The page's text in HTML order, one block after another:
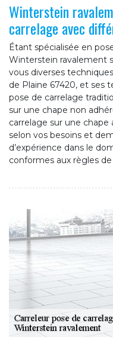
Winterstein
carrelage avec
Étant spécialisée en
Winterstein ravalement
vous diverses
de Plaine 67420, et ses
pose de carrelage
sur une chape non
carrelage sur une
selon vos besoins et
d’expérience dans le
conformes aux règles